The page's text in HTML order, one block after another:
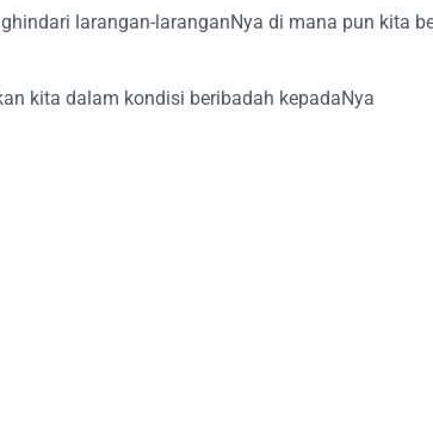
larangan-laranganNya di mana pun kita
kita dalam kondisi beribadah kepadaNya